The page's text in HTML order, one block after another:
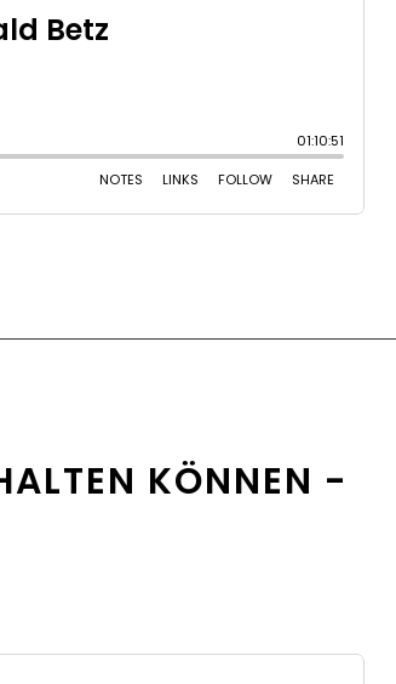
KÖNNEN -